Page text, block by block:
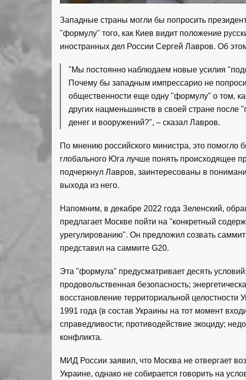
Западные страны могли бы попросить
"формулу" того, как Киев видит положение
иностранных дел России Сергей Лавров. Об
"Мы постоянно наблюдаем новые усилия
Почему бы западным импрессарио не
общественности еще одну "формулу" о том,
других нацменьшинств в своей стране
денег и вооружений?", – сказал Лавров.
По мнению российского министра, это
глобального Юга лучше понять происходящее
подчеркнул Лавров, заинтересованы в
выхода из него.
Напомним, в декабре 2022 года Зеленский,
предлагает Москве пойти на "конкретный
урегулированию". Он предложил созвать
представил на саммите G20.
Эта "формула" предусматривает десять
продовольственная безопасность;
восстановление территориальной целостности
1991 года (в состав Украины на тот момент
справедливости; противодействие экоциду;
конфликта.
МИД России заявил, что Москва не отвергает
Украине, однако не собирается говорить на